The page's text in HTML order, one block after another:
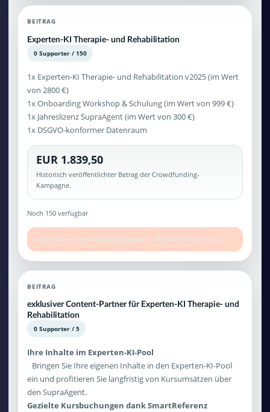
BEITRAG
Experten-KI Therapie- und Rehabilitation
0 Supporter / 150
1x Experten-KI Therapie- und Rehabilitation v2025 (im Wert
von 2800 €)
1x Onboarding Workshop & Schulung (im Wert von 999 €)
1x Jahreslizenz SupraAgent (im Wert von 300 €)
1x DSGVO-konformer Datenraum
EUR 1.839,50
Historisch veröffentlichter Betrag der Crowdfunding-
Kampagne.
Noch 150 verfügbar
Historische Unterstützungsoption – nicht mehr buchbar.
BEITRAG
exklusiver Content-Partner für Experten-KI Therapie- und
Rehabilitation
0 Supporter / 5
Ihre Inhalte im Experten-KI-Pool
Bringen Sie Ihre eigenen Inhalte in den Experten-KI-Pool
ein und profitieren Sie langfristig von Kursumsätzen über
den SupraAgent.
Gezielte Kursbuchungen dank SmartReferenz